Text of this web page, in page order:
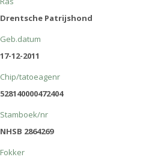
Drentsche Patrijshond
Geb.datum
17-12-2011
Chip/tatoeagenr
528140000472404
Stamboek/nr
NHSB 2864269
Fokker